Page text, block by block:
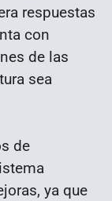
respuestas
con
de las
sea
de
ya que